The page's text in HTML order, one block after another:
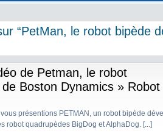
“PetMan, le robot bipède
de Petman, le robot
Boston Dynamics » Robot
vous présentions PETMAN, un robot bipède
robot quadrupèdes BigDog et AlphaDog. [...]